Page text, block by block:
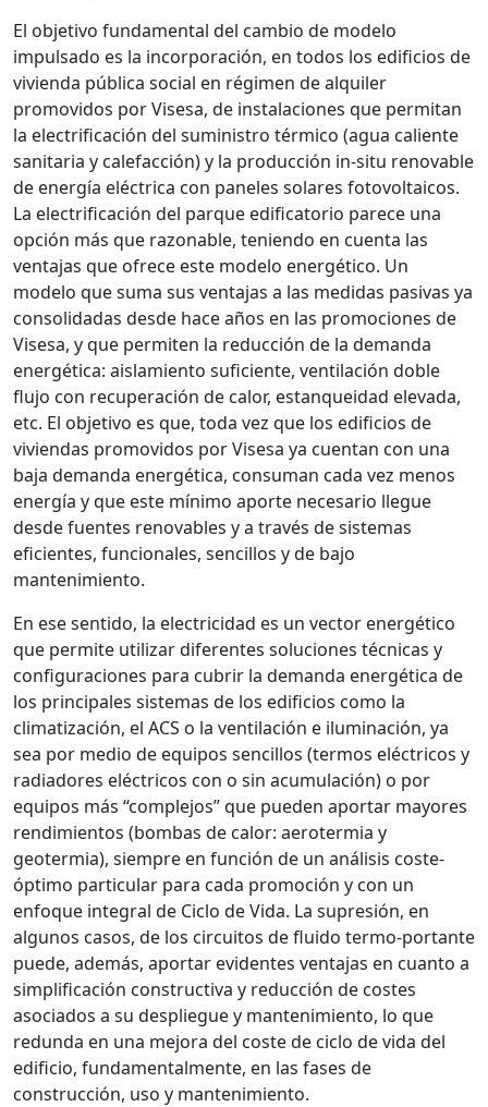
El objetivo fundamental del cambio de modelo
impulsado es la incorporación, en todos los edificios de
vivienda pública social en régimen de alquiler
promovidos por Visesa, de instalaciones que permitan
la electrificación del suministro térmico (agua caliente
sanitaria y calefacción) y la producción in-situ renovable
de energía eléctrica con paneles solares fotovoltaicos.
La electrificación del parque edificatorio parece una
opción más que razonable, teniendo en cuenta las
ventajas que ofrece este modelo energético. Un
modelo que suma sus ventajas a las medidas pasivas ya
consolidadas desde hace años en las promociones de
Visesa, y que permiten la reducción de la demanda
energética: aislamiento suficiente, ventilación doble
flujo con recuperación de calor, estanqueidad elevada,
etc. El objetivo es que, toda vez que los edificios de
viviendas promovidos por Visesa ya cuentan con una
baja demanda energética, consuman cada vez menos
energía y que este mínimo aporte necesario llegue
desde fuentes renovables y a través de sistemas
eficientes, funcionales, sencillos y de bajo
mantenimiento.
En ese sentido, la electricidad es un vector energético
que permite utilizar diferentes soluciones técnicas y
configuraciones para cubrir la demanda energética de
los principales sistemas de los edificios como la
climatización, el ACS o la ventilación e iluminación, ya
sea por medio de equipos sencillos (termos eléctricos y
radiadores eléctricos con o sin acumulación) o por
equipos más “complejos” que pueden aportar mayores
rendimientos (bombas de calor: aerotermia y
geotermia), siempre en función de un análisis coste-
óptimo particular para cada promoción y con un
enfoque integral de Ciclo de Vida. La supresión, en
algunos casos, de los circuitos de fluido termo-portante
puede, además, aportar evidentes ventajas en cuanto a
simplificación constructiva y reducción de costes
asociados a su despliegue y mantenimiento, lo que
redunda en una mejora del coste de ciclo de vida del
edificio, fundamentalmente, en las fases de
construcción, uso y mantenimiento.